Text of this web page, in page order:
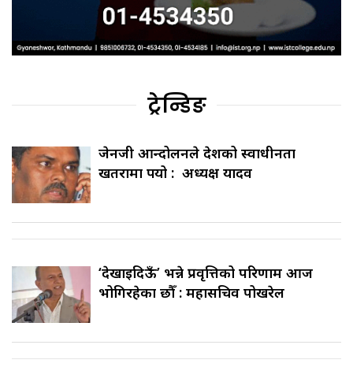
ट्रेन्डिङ
जेनजी आन्दोलनले देशको स्वाधीनता
खतरामा पर्‍यो : अध्यक्ष यादव
‘देखाइदिऊँ’ भन्ने प्रवृत्तिको परिणाम आज
भोगिरहेका छौँ : महासचिव पोखरेल